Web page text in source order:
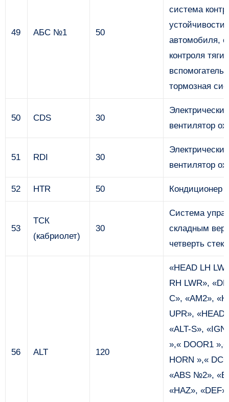
49 АБС №1 50
система
устойчивости
автомобиля,
контроля тяги,
тормозная
50 CDS 30
Электрический
вентилятор
51 RDI 30
Электрический
вентилятор
52 HTR 50 Кондиционер
53
ТСК
(кабриолет)
30
Система
складным
четверть
56 ALT 120
«HEAD LH
RH LWR»,
C», «AM2»,
UPR», «HEAD
«ALT-S»,
»,« DOOR1
HORN »,«
«ABS №2»,
«HAZ»,